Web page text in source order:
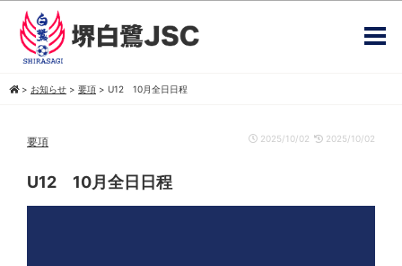
> お知らせ > 要項 > U12 10月全日日程
要項 2025/10/02 2025/10/02
U12 10月全日日程